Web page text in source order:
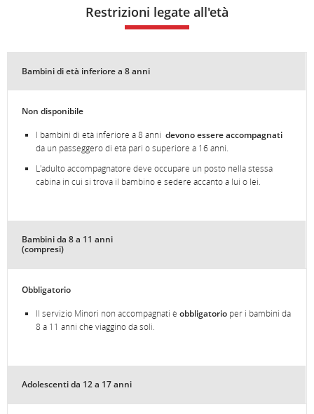
Restrizioni legate all'età
Bambini di età inferiore a 8 anni
Non disponibile
I bambini di età inferiore a 8 anni devono essere accompagnati
da un passeggero di età pari o superiore a 16 anni.
L'adulto accompagnatore deve occupare un posto nella stessa
cabina in cui si trova il bambino e sedere accanto a lui o lei.
Bambini da 8 a 11 anni
(compresi)
Obbligatorio
Il servizio Minori non accompagnati è obbligatorio per i bambini da
8 a 11 anni che viaggino da soli.
Adolescenti da 12 a 17 anni